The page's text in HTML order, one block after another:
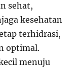
sehat,
kesehatan
terhidrasi,
optimal.
menuju